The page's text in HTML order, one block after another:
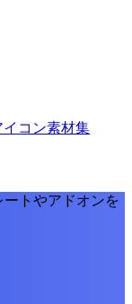
イコン素材集
トやアドオンを